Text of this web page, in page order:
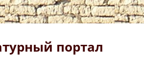
портал